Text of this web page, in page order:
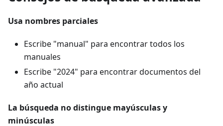
Usa nombres parciales
Escribe "manual" para encontrar todos los
manuales
Escribe "2024" para encontrar documentos del
año actual
La búsqueda no distingue mayúsculas y
minúsculas